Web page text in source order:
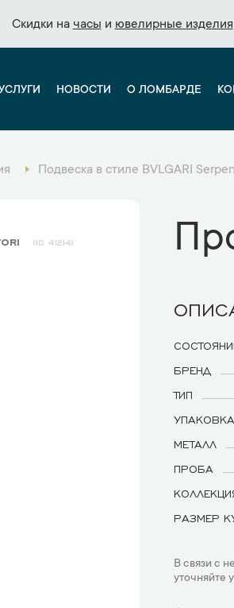
Скидки на часы и ювелирные изделия
Скидки на часы и ювелирные изделия
НОВОСТИ О ЛОМБАРДЕ
Подвеска в стиле BVLGARI
41214
БРЕНД
ТИП
УПАКОВКА
МЕТАЛЛ
ПРОБА
РАЗМЕР
В связи с
уточняйте